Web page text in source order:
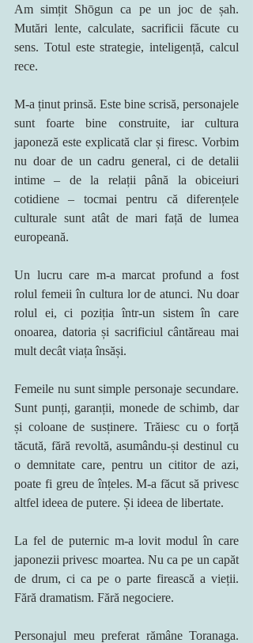
Am simțit Shōgun ca pe un joc de șah.
Mutări lente, calculate, sacrificii făcute cu
sens. Totul este strategie, inteligență, calcul
rece.
M-a ținut prinsă. Este bine scrisă, personajele
sunt foarte bine construite, iar cultura
japoneză este explicată clar și firesc. Vorbim
nu doar de un cadru general, ci de detalii
intime – de la relații până la obiceiuri
cotidiene – tocmai pentru că diferențele
culturale sunt atât de mari față de lumea
europeană.
Un lucru care m-a marcat profund a fost
rolul femeii în cultura lor de atunci. Nu doar
rolul ei, ci poziția într-un sistem în care
onoarea, datoria și sacrificiul cântăreau mai
mult decât viața însăși.
Femeile nu sunt simple personaje secundare.
Sunt punți, garanții, monede de schimb, dar
și coloane de susținere. Trăiesc cu o forță
tăcută, fără revoltă, asumându-și destinul cu
o demnitate care, pentru un cititor de azi,
poate fi greu de înțeles. M-a făcut să privesc
altfel ideea de putere. Și ideea de libertate.
La fel de puternic m-a lovit modul în care
japonezii privesc moartea. Nu ca pe un capăt
de drum, ci ca pe o parte firească a vieții.
Fără dramatism. Fără negociere.
Personajul meu preferat rămâne Toranaga.